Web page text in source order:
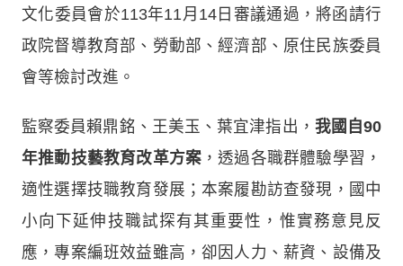
文化委員會於113年11月14日審議通過，將函請行
政院督導教育部、勞動部、經濟部、原住民族委員
會等檢討改進。
監察委員賴鼎銘、王美玉、葉宜津指出， 我國自90
年推動技藝教育改革方案 ，透過各職群體驗學習，
適性選擇技職教育發展；本案履勘訪查發現，國中
小向下延伸技職試探有其重要性，惟實務意見反
應，專案編班效益雖高，卻因人力、薪資、設備及